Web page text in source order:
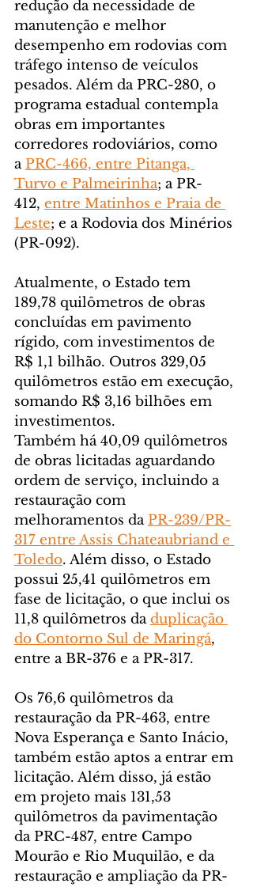
redução da necessidade de
manutenção e melhor
desempenho em rodovias com
tráfego intenso de veículos
pesados. Além da PRC-280, o
programa estadual contempla
obras em importantes
corredores rodoviários, como
a PRC-466, entre Pitanga,
Turvo e Palmeirinha; a PR-
412, entre Matinhos e Praia de
Leste; e a Rodovia dos Minérios
(PR-092).
Atualmente, o Estado tem
189,78 quilômetros de obras
concluídas em pavimento
rígido, com investimentos de
R$ 1,1 bilhão. Outros 329,05
quilômetros estão em execução,
somando R$ 3,16 bilhões em
investimentos.
Também há 40,09 quilômetros
de obras licitadas aguardando
ordem de serviço, incluindo a
restauração com
melhoramentos da PR-239/PR-
317 entre Assis Chateaubriand e
Toledo. Além disso, o Estado
possui 25,41 quilômetros em
fase de licitação, o que inclui os
11,8 quilômetros da duplicação
do Contorno Sul de Maringá,
entre a BR-376 e a PR-317.
Os 76,6 quilômetros da
restauração da PR-463, entre
Nova Esperança e Santo Inácio,
também estão aptos a entrar em
licitação. Além disso, já estão
em projeto mais 131,53
quilômetros da pavimentação
da PRC-487, entre Campo
Mourão e Rio Muquilão, e da
restauração e ampliação da PR-